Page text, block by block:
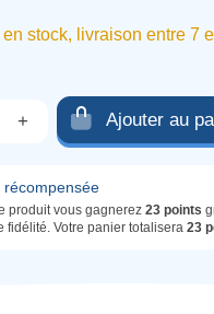
stock, livraison entre 7
+ Ajouter au
récompensée
produit vous gagnerez 23 points
fidélité. Votre panier totalisera 23